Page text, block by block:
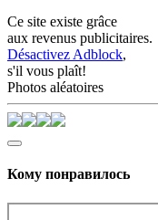
Ce site existe grâce
aux revenus publicitaires.
Désactivez Adblock,
s'il vous plaît!
Photos aléatoires
Кому понравилось